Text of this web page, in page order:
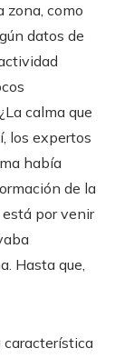
zona, como
datos de
calma que
los expertos
había
de la
está por venir
Hasta que,
característica